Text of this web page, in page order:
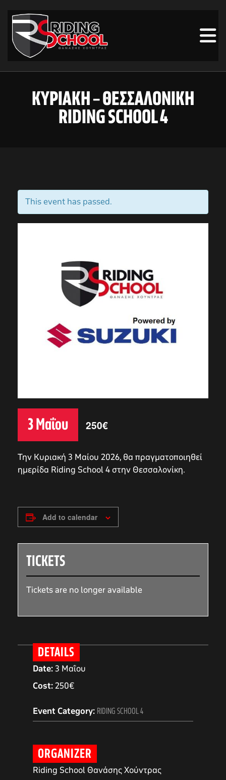
ΚΥΡΙΑΚΗ – ΘΕΣΣΑΛΟΝΙΚΗ
RIDING SCHOOL 4
This event has passed.
3 Μαΐου 250€
Την Κυριακή 3 Μαίου 2026, θα πραγματοποιηθεί
ημερίδα Riding School 4 στην Θεσσαλονίκη.
Add to calendar
DETAILS
Date:3 Μαΐου
Cost:250€
Event Category: RIDING SCHOOL 4
ORGANIZER
Riding School Θανάσης Χούντρας
TICKETS
Tickets are no longer available